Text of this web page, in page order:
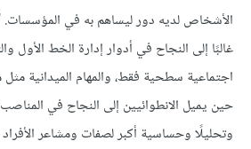
غالبًا إلى النجاح في أدوار إدارة الخط الأول
اجتماعية سطحية فقط، والمهام الميدانية
حين يميل الانطوائيين إلى النجاح في
وتحليلًا وحساسية أكبر لصفات ومشاعر